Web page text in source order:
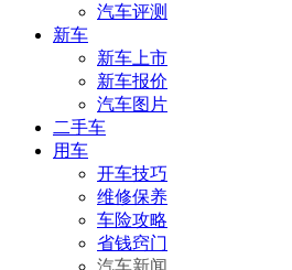
汽车评测
新车
新车上市
新车报价
汽车图片
二手车
用车
开车技巧
维修保养
车险攻略
省钱窍门
汽车新闻